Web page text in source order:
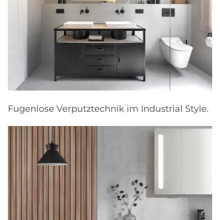
Fugenlose Verputztechnik im Industrial Style.